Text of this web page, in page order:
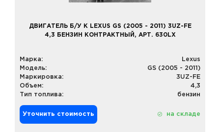
ДВИГАТЕЛЬ Б/У К LEXUS GS (2005 - 2011) 3UZ-FE
4,3 БЕНЗИН КОНТРАКТНЫЙ, АРТ. 630LX
Марка:
Lexus
Модель:
GS (2005 - 2011)
Маркировка:
3UZ-FE
Объем:
4,3
Тип топлива:
бензин
Уточнить стоимость на складе